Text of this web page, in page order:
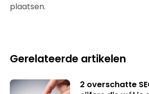
plaatsen.
Gerelateerde artikelen
2 overschatte